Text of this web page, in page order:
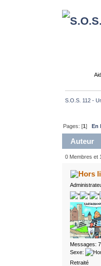
S.O.S. 112 -
Pages: [1]En
Auteur
0 Membres et
Messages:
Sexe:
Retraité